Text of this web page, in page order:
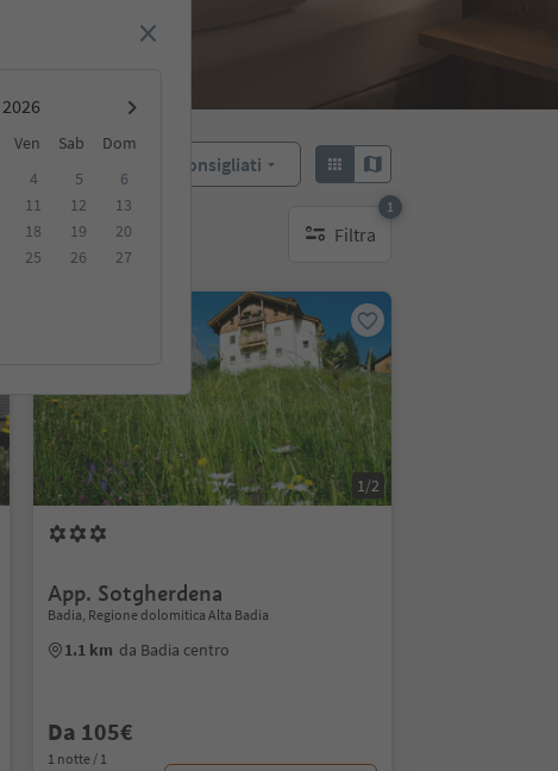
Ven Sab
Dom
4 5
6
11 12
13
18 19
20
25 26
27
Consigliati
Filtra
1
1 filtro attivo
1/2
App. Sotgherdena
Badia, Regione dolomitica Alta Badia
1.1 km da Badia centro
Da 105€
1 notte / 1